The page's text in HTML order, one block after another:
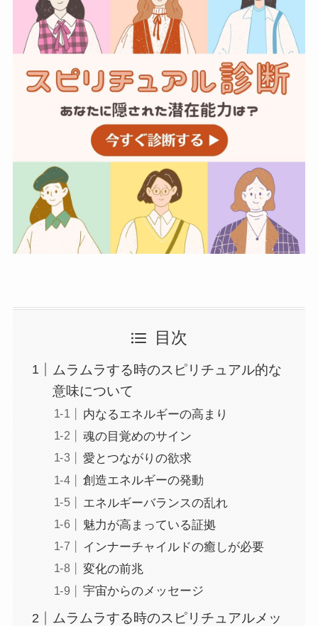
目次
ムラムラする時のスピリチュアル的な
意味について
内なるエネルギーの高まり
魂の目覚めのサイン
愛とつながりの欲求
創造エネルギーの発動
エネルギーバランスの乱れ
魅力が高まっている証拠
インナーチャイルドの癒しが必要
変化の前兆
宇宙からのメッセージ
ムラムラする時のスピリチュアルメッ